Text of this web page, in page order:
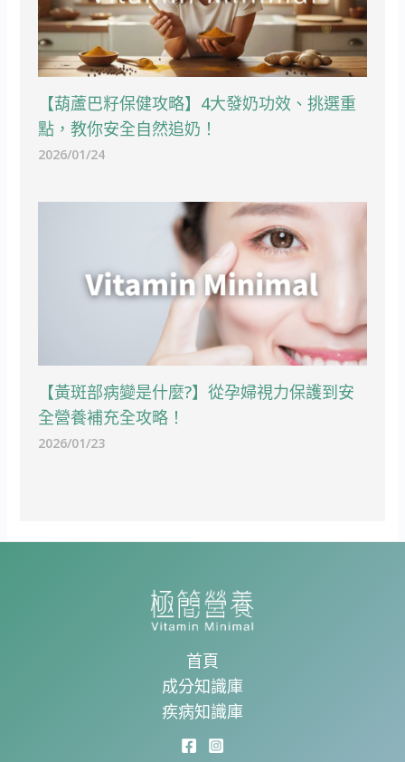
【葫蘆巴籽保健攻略】4大發奶功效、挑選重
點，教你安全自然追奶！
2026/01/24
【黃斑部病變是什麼?】從孕婦視力保護到安
全營養補充全攻略！
2026/01/23
首頁
成分知識庫
疾病知識庫